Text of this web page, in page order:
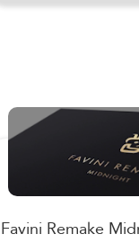
Favini Remake